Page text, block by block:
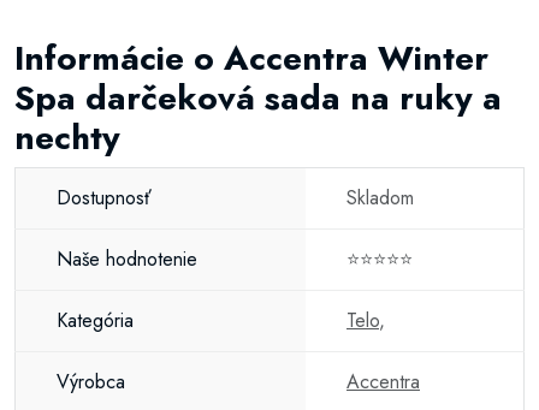
Informácie o Accentra Winter
Spa darčeková sada na ruky a
nechty
Dostupnosť Skladom
Naše hodnotenie ⭐⭐⭐⭐⭐
Kategória Telo,
Výrobca Accentra